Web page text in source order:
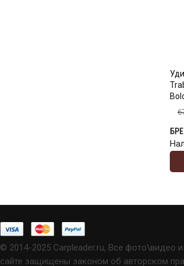
© 2014-2025 Carpleader.ru, Все фото\видео
сайте защищены законом об авторском